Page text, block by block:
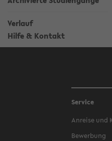
Verlauf
Hilfe & Kontakt
Service
Anreise und
Bewerbung